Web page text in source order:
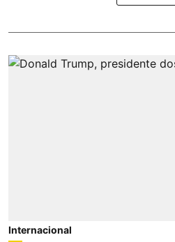
Internacional